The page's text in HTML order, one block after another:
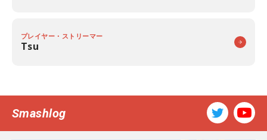
プレイヤー・ストリーマー
Tsu
Smashlog